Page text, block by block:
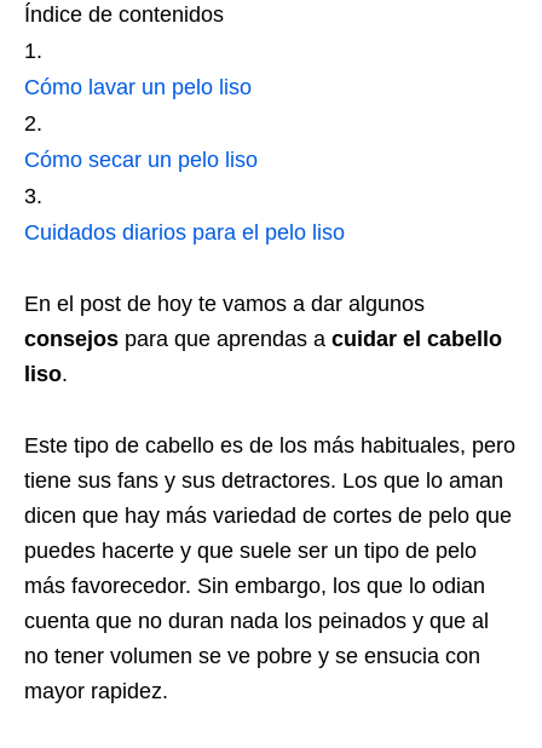
Índice de contenidos
Cómo lavar un pelo liso
Cómo secar un pelo liso
Cuidados diarios para el pelo liso
En el post de hoy te vamos a dar algunos
consejos para que aprendas a cuidar el cabello
liso.
Este tipo de cabello es de los más habituales, pero
tiene sus fans y sus detractores. Los que lo aman
dicen que hay más variedad de cortes de pelo que
puedes hacerte y que suele ser un tipo de pelo
más favorecedor. Sin embargo, los que lo odian
cuenta que no duran nada los peinados y que al
no tener volumen se ve pobre y se ensucia con
mayor rapidez.